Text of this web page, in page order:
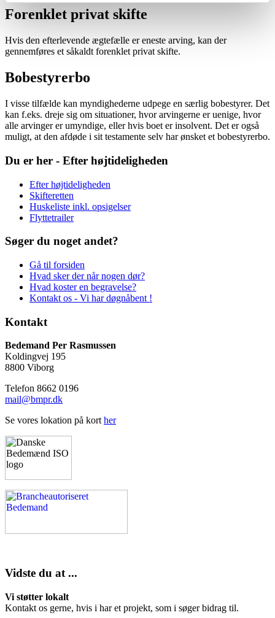
Forenklet privat skifte
Hvis den efterlevende ægtefælle er eneste arving, kan der
gennemføres et såkaldt forenklet privat skifte.
Bobestyrerbo
I visse tilfælde kan myndighederne udpege en særlig bobestyrer. Det
kan f.eks. dreje sig om situationer, hvor arvingerne er uenige, hvor
alle arvinger er umyndige, eller hvis boet er insolvent. Det er også
muligt, at den afdøde i sit testamente selv har ønsket et bobestyrerbo.
Du er her - Efter højtideligheden
Efter højtideligheden
Skifteretten
Huskeliste inkl. opsigelser
Flyttetrailer
Søger du noget andet?
Gå til forsiden
Hvad sker der når nogen dør?
Hvad koster en begravelse?
Kontakt os - Vi har døgnåbent !
Kontakt
Bedemand Per Rasmussen
Koldingvej 195
8800 Viborg
Telefon 8662 0196
mail@bmpr.dk
Se vores lokation på korther
Vidste du at ...
Vi støtter lokalt
Kontakt os gerne, hvis i har et projekt, som i søger bidrag til.